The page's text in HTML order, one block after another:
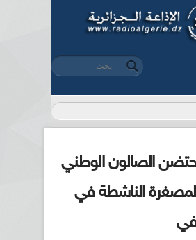
استمارة البحث
‏بحث ‏
الصالون الوطني
الناشطة في